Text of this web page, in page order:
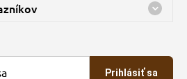
máme zatvorené
Prihlásiť sa